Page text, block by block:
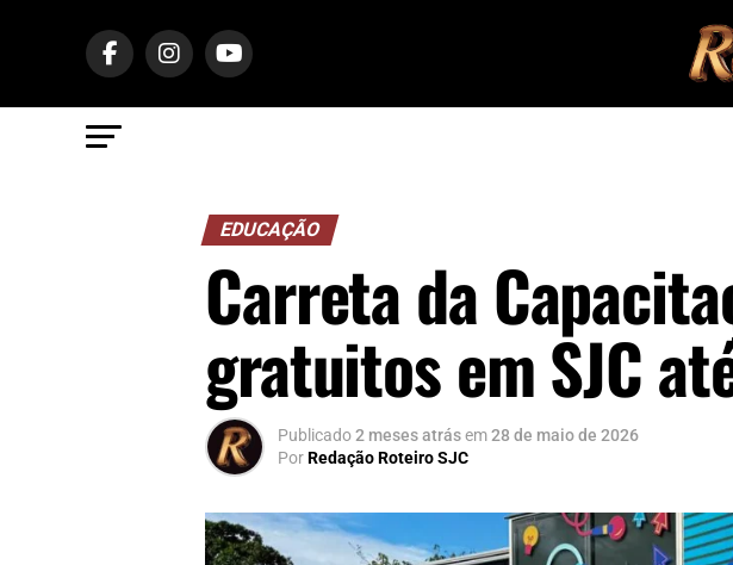
EDUCAÇÃO
Carreta da
gratuitos em SJC
Publicado2 meses atrásem28 de maio de 2026
PorRedação Roteiro SJC